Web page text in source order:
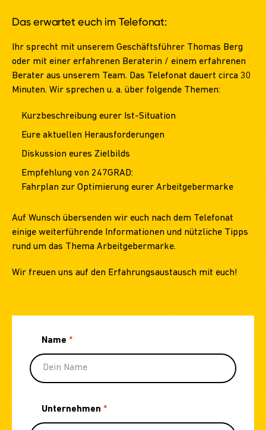
Das erwartet euch im Telefonat:
Ihr sprecht mit unserem Geschäftsführer Thomas Berg
oder mit einer erfahrenen Beraterin / einem erfahrenen
Berater aus unserem Team. Das Telefonat dauert circa 30
Minuten. Wir sprechen u. a. über folgende Themen:
Kurzbeschreibung eurer Ist-Situation
Eure aktuellen Herausforderungen
Diskussion eures Zielbilds
Empfehlung von 247GRAD:
Fahrplan zur Optimierung eurer Arbeitgebermarke
Auf Wunsch übersenden wir euch nach dem Telefonat
einige weiterführende Informationen und nützliche Tipps
rund um das Thema Arbeitgebermarke.
Wir freuen uns auf den Erfahrungsaustausch mit euch!
Name *
Unternehmen *